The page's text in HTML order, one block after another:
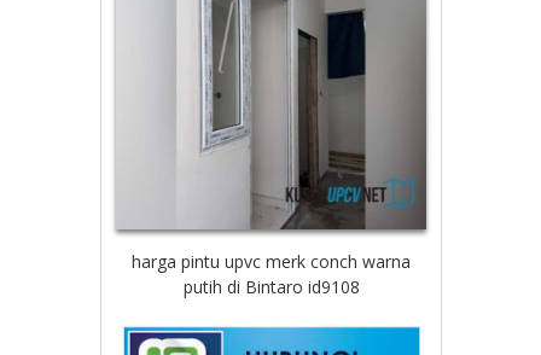
harga pintu upvc merk conch warna
putih di Bintaro id9108